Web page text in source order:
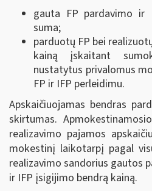
gauta FP pardavimo ir
suma;
parduotų FP bei
kainą įskaitant
nustatytus privalomus
FP ir IFP perleidimu.
Apskaičiuojamas bendras
skirtumas.
realizavimo pajamos
mokestinį laikotarpį pagal
realizavimo sandorius gautos
ir IFP įsigijimo bendrą kainą.